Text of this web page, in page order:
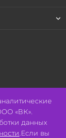
«ВК».
данных
.Если вы